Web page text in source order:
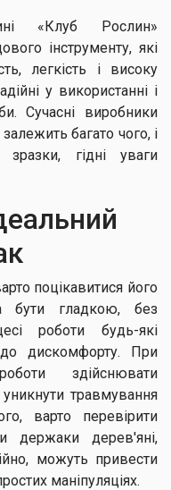
«Клуб Рослин»
інструменту, які
легкість і високу
у використанні і
Сучасні виробники
багато чого, і
гідні уваги
поцікавитися його
бути гладкою, без
роботи будь-які
до дискомфорту. При
здійснювати
травмування
варто перевірити
держаки дерев'яні,
можуть привести
маніпуляціях.